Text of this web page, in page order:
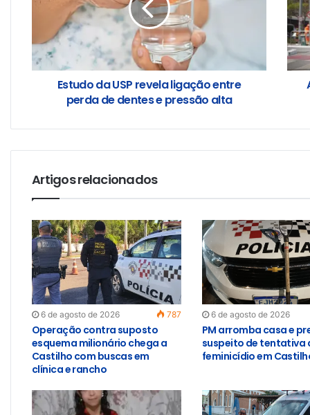
Estudo da USP revela ligação entre
perda de dentes e pressão alta
Artigos relacionados
6 de agosto de 2026 787
Operação contra suposto
esquema milionário chega a
Castilho com buscas em
clínica e rancho
6 de agosto de 2026
PM arromba casa e
suspeito de tentativa
feminicídio em